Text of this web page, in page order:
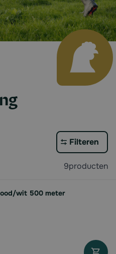
Filteren
9producten
wit 500 meter